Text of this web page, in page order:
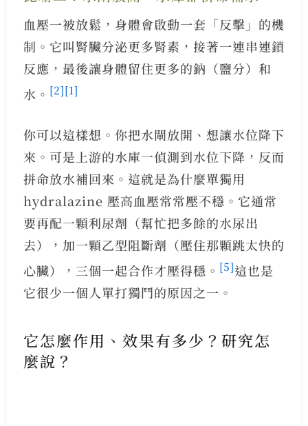
血壓一被放鬆，身體會啟動一套「反擊」的機
制。它叫腎臟分泌更多腎素，接著一連串連鎖
反應，最後讓身體留住更多的鈉（鹽分）和
水。 [2][1]
你可以這樣想。你把水閘放開、想讓水位降下
來。可是上游的水庫一偵測到水位下降，反而
拼命放水補回來。這就是為什麼單獨用
hydralazine 壓高血壓常常壓不穩。它通常
要再配一顆利尿劑（幫忙把多餘的水尿出
去），加一顆乙型阻斷劑（壓住那顆跳太快的
心臟），三個一起合作才壓得穩。 [5]這也是
它很少一個人單打獨鬥的原因之一。
它怎麼作用、效果有多少？研究怎
麼說？